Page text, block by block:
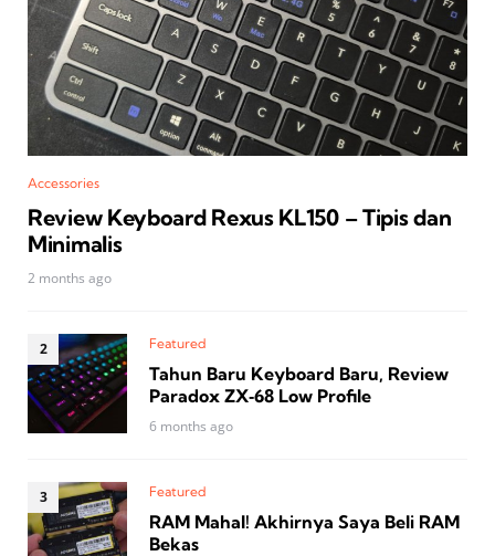
Accessories
Review Keyboard Rexus KL150 – Tipis dan
Minimalis
2 months ago
Featured
Tahun Baru Keyboard Baru, Review
Paradox ZX‑68 Low Profile
6 months ago
Featured
RAM Mahal! Akhirnya Saya Beli RAM
Bekas